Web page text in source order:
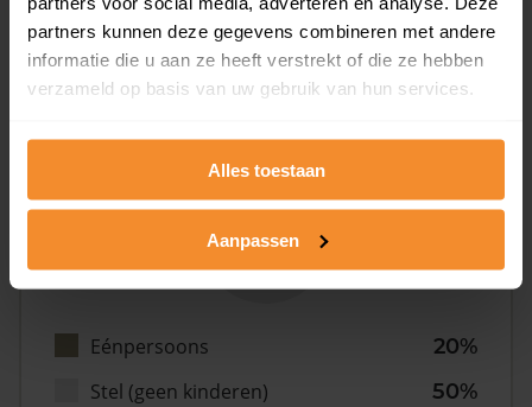
partners kunnen deze gegevens combineren met andere
informatie die u aan ze heeft verstrekt of die ze hebben
verzameld op basis van uw gebruik van hun services.
Alles toestaan
Aanpassen
Inwoners
Type huishoudens
Eénpersoons
20%
Stel (geen kinderen)
50%